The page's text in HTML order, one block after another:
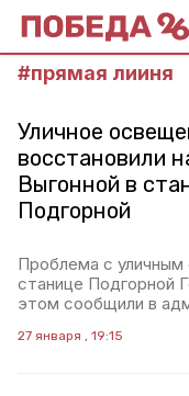
#прямая лииня
Уличное
восстановили
Выгонной в
Подгорной
Проблема с уличным
станице Подгорной
этом сообщили в
27 января , 19:15